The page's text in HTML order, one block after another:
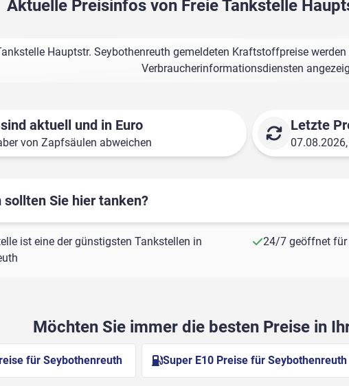
Aktuelle Preisinfos von Freie Tankstelle
Hauptstr. Seybothenreuth gemeldeten Kraftstoffpreise
Verbraucherinformationsdiensten
aktuell und in Euro
von Zapfsäulen abweichen
Letzte
sollten Sie hier tanken?
ist eine der günstigsten Tankstellen in
24/7 geöffnet
Möchten Sie immer die besten Preise in
für Seybothenreuth Super E10 Preise für Seybothenreuth